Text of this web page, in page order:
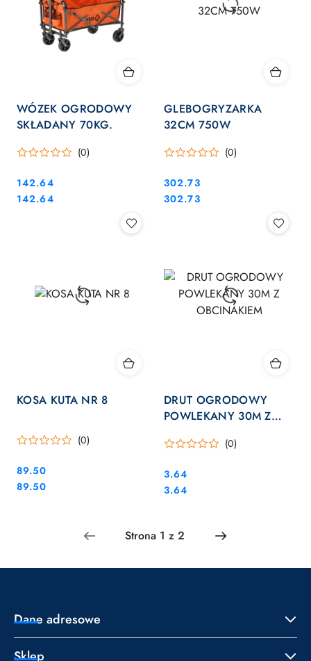
WÓZEK OGRODOWY
SKŁADANY 70KG.
(0)
Cena:
142.64
Cena:
142.64
GLEBOGRYZARKA
32CM 750W
(0)
Cena:
302.73
Cena:
302.73
KOSA KUTA NR 8
(0)
Cena:
89.50
Cena:
89.50
DRUT OGRODOWY
POWLEKANY 30M Z
(0)
Cena:
3.64
Cena:
3.64
Dane adresowe
Sklep